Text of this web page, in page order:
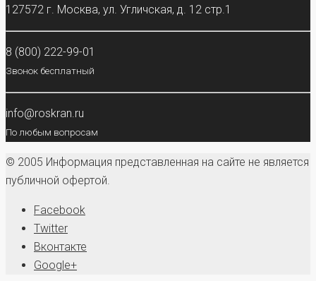
127572 г. Москва, ул. Угличская, д. 12 стр.1
8 (800) 222-99-01
Звонок бесплатный
info@roskran.ru
По любым вопросам
© 2005 Информация представленная на сайте не является
публичной офертой.
Facebook
Twitter
Вконтакте
Google+